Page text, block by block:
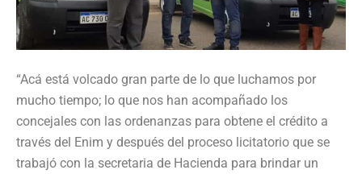
“Acá está volcado gran parte de lo que luchamos por
mucho tiempo; lo que nos han acompañado los
concejales con las ordenanzas para obtene el crédito a
través del Enim y después del proceso licitatorio que se
trabajó con la secretaria de Hacienda para brindar un